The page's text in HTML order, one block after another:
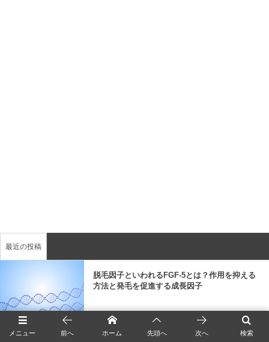
最近の投稿
脱毛因子といわれるFGF-5とは？作用を抑える
方法と発毛を促進する成長因子
猫背が薄毛を引き起こす？姿勢と毛髪の関係と
メニュー 検索
前へ ホーム 先頭へ 次へ